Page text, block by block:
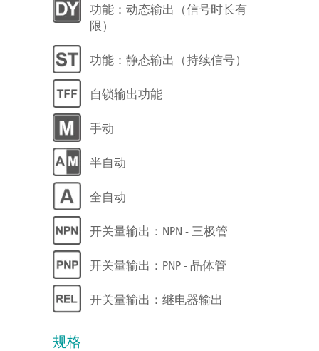
功能：动态输出（信号时长有
限）
功能：静态输出（持续信号）
自锁输出功能
手动
半自动
全自动
开关量输出：NPN - 三极管
开关量输出：PNP - 晶体管
开关量输出：继电器输出
规格